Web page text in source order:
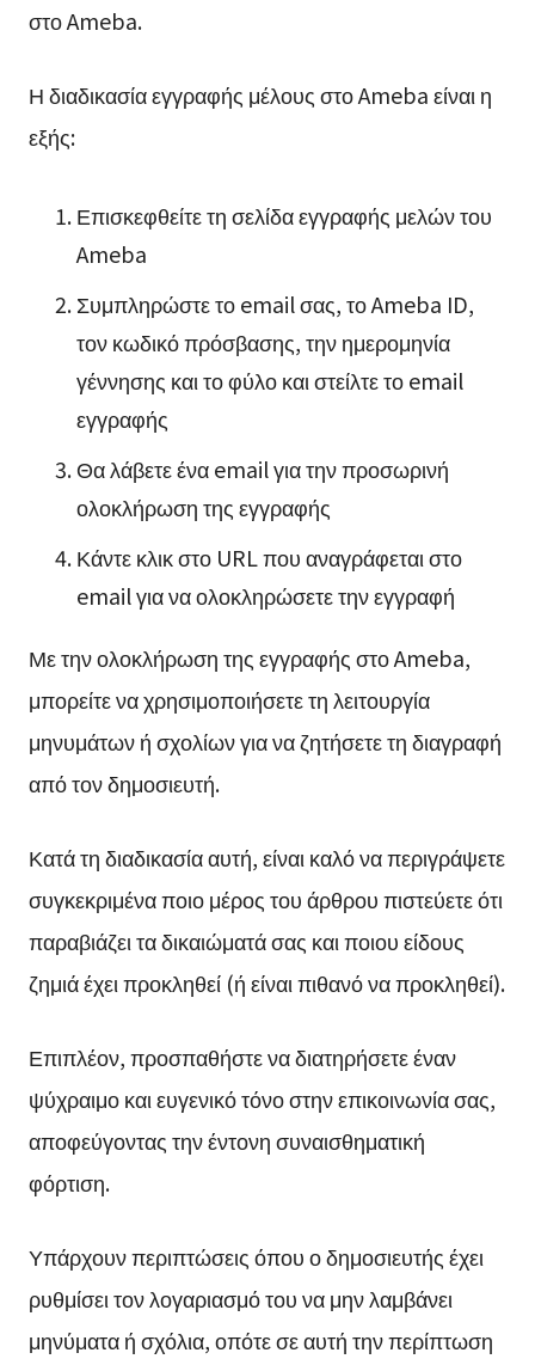
στο Ameba.
Η διαδικασία εγγραφής μέλους στο Ameba είναι η
εξής:
Επισκεφθείτε τη σελίδα εγγραφής μελών του
Ameba
Συμπληρώστε το email σας, το Ameba ID,
τον κωδικό πρόσβασης, την ημερομηνία
γέννησης και το φύλο και στείλτε το email
εγγραφής
Θα λάβετε ένα email για την προσωρινή
ολοκλήρωση της εγγραφής
Κάντε κλικ στο URL που αναγράφεται στο
email για να ολοκληρώσετε την εγγραφή
Με την ολοκλήρωση της εγγραφής στο Ameba,
μπορείτε να χρησιμοποιήσετε τη λειτουργία
μηνυμάτων ή σχολίων για να ζητήσετε τη διαγραφή
από τον δημοσιευτή.
Κατά τη διαδικασία αυτή, είναι καλό να περιγράψετε
συγκεκριμένα ποιο μέρος του άρθρου πιστεύετε ότι
παραβιάζει τα δικαιώματά σας και ποιου είδους
ζημιά έχει προκληθεί (ή είναι πιθανό να προκληθεί).
Επιπλέον, προσπαθήστε να διατηρήσετε έναν
ψύχραιμο και ευγενικό τόνο στην επικοινωνία σας,
αποφεύγοντας την έντονη συναισθηματική
φόρτιση.
Υπάρχουν περιπτώσεις όπου ο δημοσιευτής έχει
ρυθμίσει τον λογαριασμό του να μην λαμβάνει
μηνύματα ή σχόλια, οπότε σε αυτή την περίπτωση